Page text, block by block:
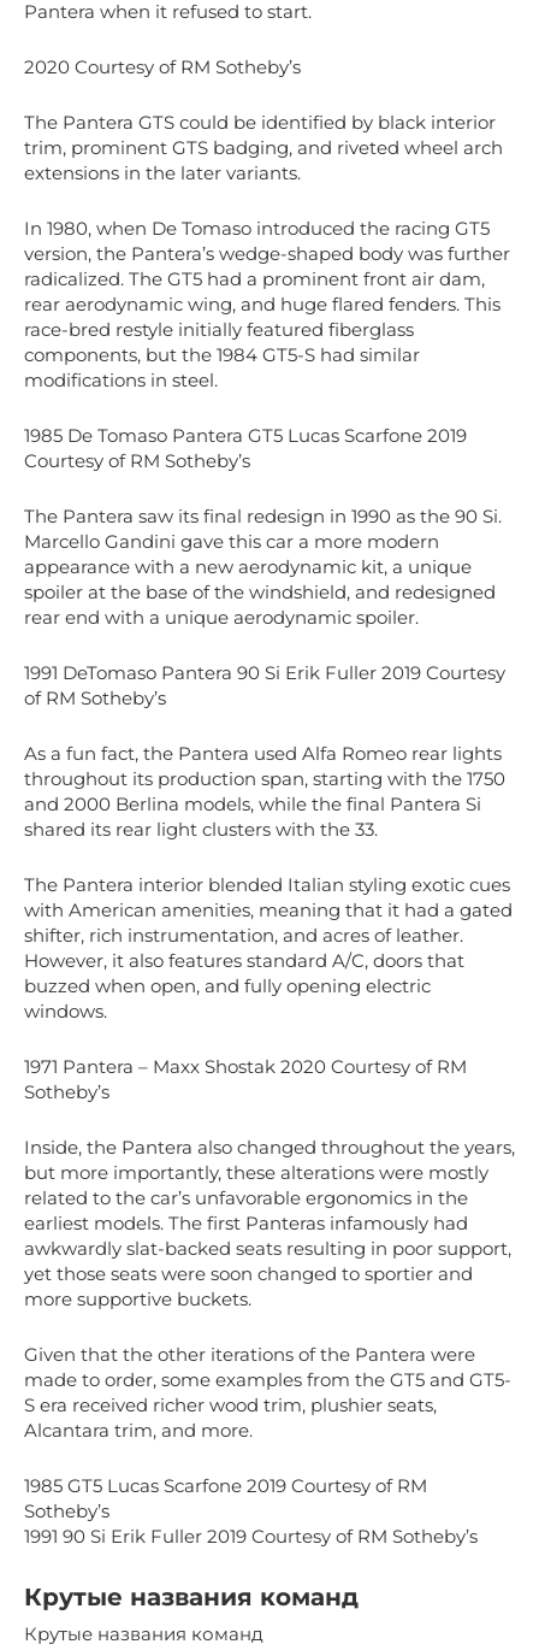
Pantera when it refused to start.
2020 Courtesy of RM Sotheby’s
The Pantera GTS could be identified by black interior
trim, prominent GTS badging, and riveted wheel arch
extensions in the later variants.
In 1980, when De Tomaso introduced the racing GT5
version, the Pantera’s wedge-shaped body was further
radicalized. The GT5 had a prominent front air dam,
rear aerodynamic wing, and huge flared fenders. This
race-bred restyle initially featured fiberglass
components, but the 1984 GT5-S had similar
modifications in steel.
1985 De Tomaso Pantera GT5 Lucas Scarfone 2019
Courtesy of RM Sotheby’s
The Pantera saw its final redesign in 1990 as the 90 Si.
Marcello Gandini gave this car a more modern
appearance with a new aerodynamic kit, a unique
spoiler at the base of the windshield, and redesigned
rear end with a unique aerodynamic spoiler.
1991 DeTomaso Pantera 90 Si Erik Fuller 2019 Courtesy
of RM Sotheby’s
As a fun fact, the Pantera used Alfa Romeo rear lights
throughout its production span, starting with the 1750
and 2000 Berlina models, while the final Pantera Si
shared its rear light clusters with the 33.
The Pantera interior blended Italian styling exotic cues
with American amenities, meaning that it had a gated
shifter, rich instrumentation, and acres of leather.
However, it also features standard A/C, doors that
buzzed when open, and fully opening electric
windows.
1971 Pantera – Maxx Shostak 2020 Courtesy of RM
Sotheby’s
Inside, the Pantera also changed throughout the years,
but more importantly, these alterations were mostly
related to the car’s unfavorable ergonomics in the
earliest models. The first Panteras infamously had
awkwardly slat-backed seats resulting in poor support,
yet those seats were soon changed to sportier and
more supportive buckets.
Given that the other iterations of the Pantera were
made to order, some examples from the GT5 and GT5-
S era received richer wood trim, plushier seats,
Alcantara trim, and more.
1985 GT5 Lucas Scarfone 2019 Courtesy of RM
Sotheby’s
1991 90 Si Erik Fuller 2019 Courtesy of RM Sotheby’s
Крутые названия команд
Крутые названия команд